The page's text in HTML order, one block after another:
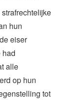
hun
eiser
had
alle
op hun
tot